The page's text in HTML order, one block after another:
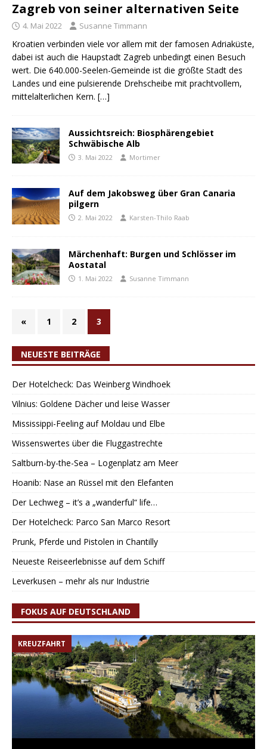
Zagreb von seiner alternativen Seite
4. Mai 2022 Susanne Timmann
Kroatien verbinden viele vor allem mit der famosen Adriaküste,
dabei ist auch die Haupstadt Zagreb unbedingt einen Besuch
wert. Die 640.000-Seelen-Gemeinde ist die größte Stadt des
Landes und eine pulsierende Drehscheibe mit prachtvollem,
mittelalterlichen Kern. […]
Aussichtsreich: Biosphärengebiet
Schwäbische Alb
3. Mai 2022 Mortimer
Auf dem Jakobsweg über Gran Canaria
pilgern
2. Mai 2022 Karsten-Thilo Raab
Märchenhaft: Burgen und Schlösser im
Aostatal
1. Mai 2022 Susanne Timmann
« 1 2 3
NEUESTE BEITRÄGE
Der Hotelcheck: Das Weinberg Windhoek
Vilnius: Goldene Dächer und leise Wasser
Mississippi-Feeling auf Moldau und Elbe
Wissenswertes über die Fluggastrechte
Saltburn-by-the-Sea – Logenplatz am Meer
Hoanib: Nase an Rüssel mit den Elefanten
Der Lechweg – it’s a „wanderful“ life…
Der Hotelcheck: Parco San Marco Resort
Prunk, Pferde und Pistolen in Chantilly
Neueste Reiseerlebnisse auf dem Schiff
Leverkusen – mehr als nur Industrie
FOKUS AUF DEUTSCHLAND
KREUZFAHRT